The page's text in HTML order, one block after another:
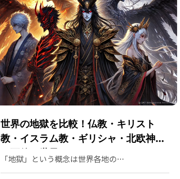
世界の地獄を比較！仏教・キリスト
教・イスラム教・ギリシャ・北欧神話
の死後の世界
「地獄」という概念は世界各地の…